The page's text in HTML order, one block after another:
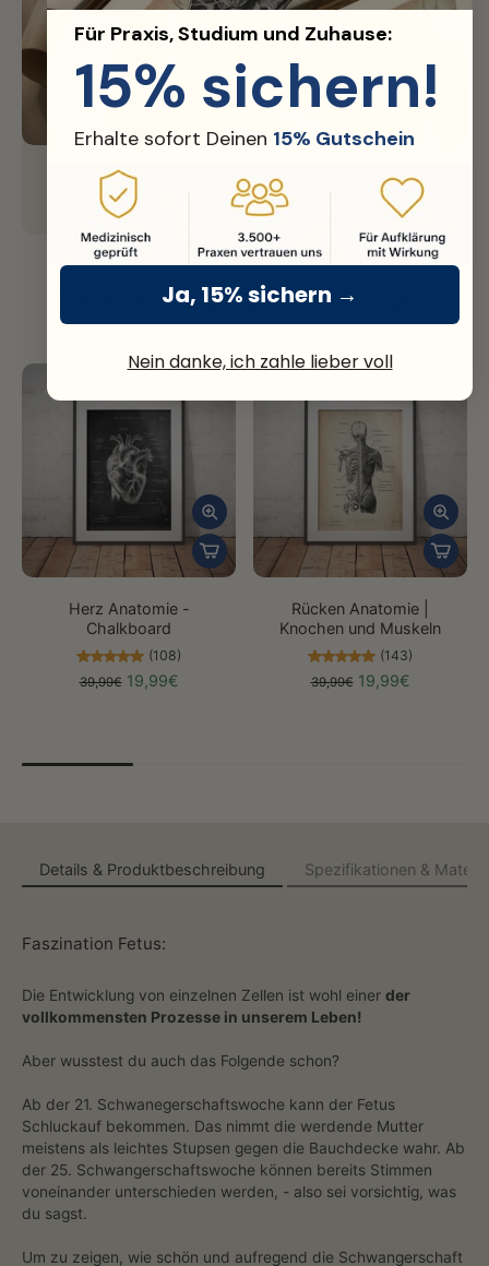
Nachhaltiges Premium Papier mit über 300g Stärke.
Diese Motive passen perfekt dazu
Herz Anatomie -
Chalkboard
(108)
39,99€ 19,99€
Rücken Anatomie |
Knochen und Muskeln
(143)
39,99€ 19,99€
Details & Produktbeschreibung Spezifikationen &
Faszination Fetus:
Die Entwicklung von einzelnen Zellen ist wohl einer der
vollkommensten Prozesse in unserem Leben!
Aber wusstest du auch das Folgende schon?
Ab der 21. Schwanegerschaftswoche kann der Fetus
Schluckauf bekommen. Das nimmt die werdende Mutter
meistens als leichtes Stupsen gegen die Bauchdecke wahr. Ab
der 25. Schwangerschaftswoche können bereits Stimmen
voneinander unterschieden werden, - also sei vorsichtig, was
du sagst.
Um zu zeigen, wie schön und aufregend die Schwangerschaft
Für Praxis, Studium und Zuhause:
15% sichern!
Erhalte sofort Deinen 15% Gutschein
Ja, 15% sichern →
Nein danke, ich zahle lieber voll